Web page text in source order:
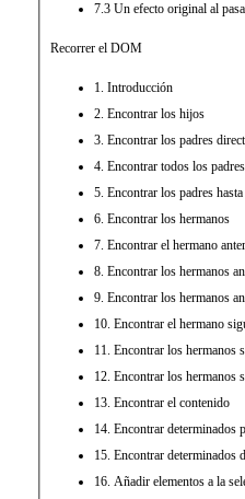
7.3 Un efecto original al
Recorrer el DOM
1. Introducción
2. Encontrar los hijos
3. Encontrar los padres
4. Encontrar todos los padres
5. Encontrar los padres hasta
6. Encontrar los hermanos
7. Encontrar el hermano
8. Encontrar los hermanos
9. Encontrar los hermanos
10. Encontrar el hermano
11. Encontrar los hermanos
12. Encontrar los hermanos
13. Encontrar el contenido
14. Encontrar determinados
15. Encontrar determinados
16. Añadir elementos a la